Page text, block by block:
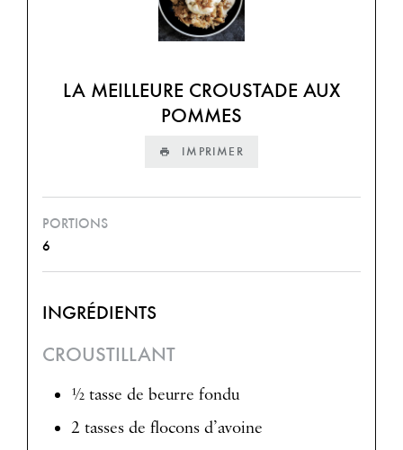
LA MEILLEURE CROUSTADE AUX
POMMES
IMPRIMER
PORTIONS
6
INGRÉDIENTS
CROUSTILLANT
½ tasse de beurre fondu
2 tasses de flocons d’avoine